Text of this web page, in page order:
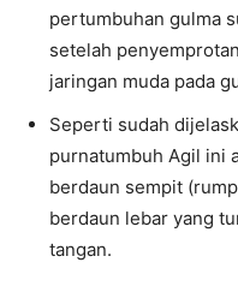
pertumbuhan gulma
setelah
jaringan muda pada
Seperti sudah
purnatumbuh Agil ini
berdaun sempit
berdaun lebar yang
tangan.